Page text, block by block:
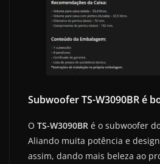
Subwoofer TS-W3090BR é
O TS-W3090BR é o subwoofer
Aliando muita potência e
assim, dando mais beleza ao